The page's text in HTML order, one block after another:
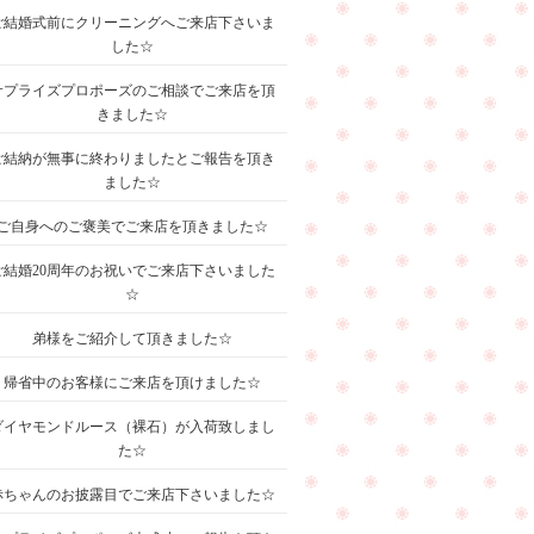
結婚式前にクリーニングへご来店下さいま
した☆
プライズプロポーズのご相談でご来店を頂
きました☆
結納が無事に終わりましたとご報告を頂き
ました☆
自身へのご褒美でご来店を頂きました☆
結婚20周年のお祝いでご来店下さいました
☆
弟様をご紹介して頂きました☆
帰省中のお客様にご来店を頂けました☆
イヤモンドルース（裸石）が入荷致しまし
た☆
ちゃんのお披露目でご来店下さいました☆